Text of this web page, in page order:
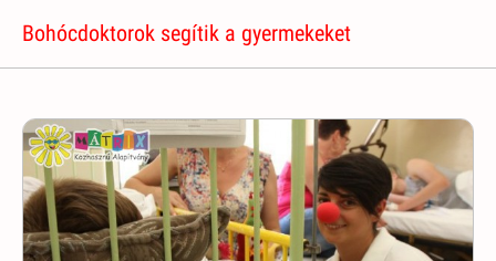
Bohócdoktorok segítik a gyermekeket